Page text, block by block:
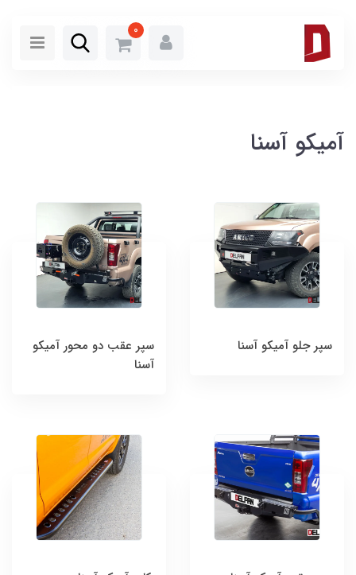
0
آمیکو آسنا
سپر جلو آمیکو آسنا
سپر عقب دو محور آمیکو
آسنا